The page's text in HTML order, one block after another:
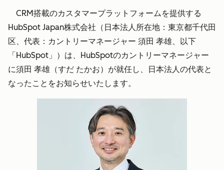
CRM搭載のカスタマープラットフォームを提供する
HubSpot Japan株式会社（日本法人所在地：東京都千代田
区、代表：カントリーマネージャー 須田 孝雄、以下
「HubSpot」）は、HubSpotのカントリーマネージャー
に須田 孝雄（すだ たかお）が就任し、日本法人の代表と
なったことをお知らせいたします。